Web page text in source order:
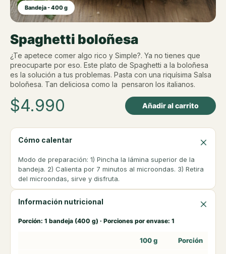
Bandeja - 400 g
Spaghetti boloñesa
¿Te apetece comer algo rico y Simple?. Ya no tienes que
preocuparte por eso. Este plato de Spaghetti a la boloñesa
es la solución a tus problemas. Pasta con una riquísima Salsa
boloñesa. Tan deliciosa como la pensaron los italianos.
$4.990 Añadir al carrito
Cómo calentar
Modo de preparación: 1) Pincha la lámina superior de la
bandeja. 2) Calienta por 7 minutos al microondas. 3) Retira
del microondas, sirve y disfruta.
Información nutricional
Porción: 1 bandeja (400 g) · Porciones por envase: 1
100 g Porción